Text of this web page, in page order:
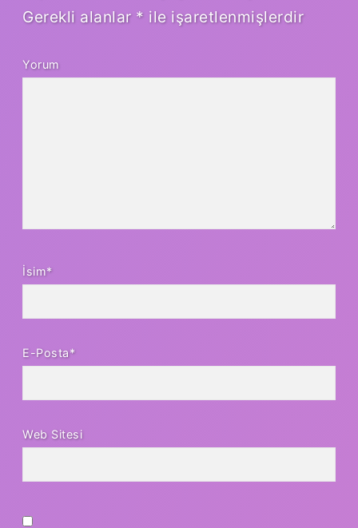
Gerekli alanlar * ile işaretlenmişlerdir
Yorum
İsim*
E-Posta*
Web Sitesi